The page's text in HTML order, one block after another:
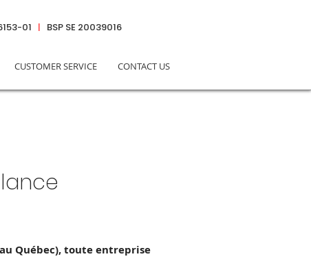
01 | BSP SE 20039016
CUSTOMER SERVICE CONTACT US
Québec), toute entreprise